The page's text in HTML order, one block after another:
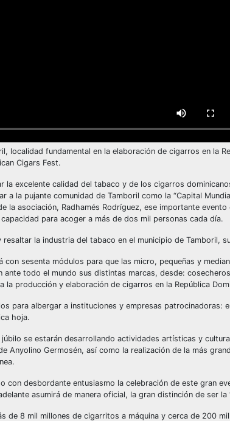
localidad fundamental en la elaboración de cigarros en la
Cigars Fest.
la excelente calidad del tabaco y de los cigarros
a la pujante comunidad de Tamboril como la “Capital
la asociación, Radhamés Rodríguez, ese importante
para acoger a más de dos mil personas cada día.
la industria del tabaco en el municipio de Tamboril,
sesenta módulos para que las micro, pequeñas y
ante todo el mundo sus distintas marcas, desde:
producción y elaboración de cigarros en la República
para albergar a instituciones y empresas patrocinadoras:
hoja.
se estarán desarrollando actividades artísticas y
Anyolino Germosén, así como la realización de la más
con desbordante entusiasmo la celebración de este gran
asumirá de manera oficial, la gran distinción de ser la
de 8 mil millones de cigarritos a máquina y cerca de 200